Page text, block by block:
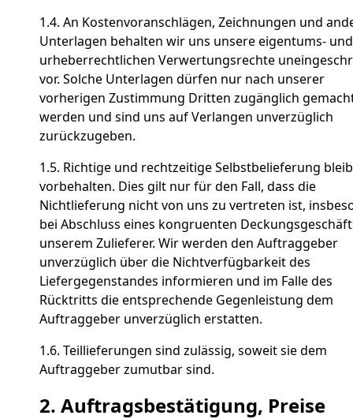
1.4. An Kostenvoranschlägen, Zeichnungen und
Unterlagen behalten wir uns unsere eigentums- und
urheberrechtlichen Verwertungsrechte
vor. Solche Unterlagen dürfen nur nach unserer
vorherigen Zustimmung Dritten zugänglich
werden und sind uns auf Verlangen unverzüglich
zurückzugeben.
1.5. Richtige und rechtzeitige Selbstbelieferung
vorbehalten. Dies gilt nur für den Fall, dass die
Nichtlieferung nicht von uns zu vertreten ist,
bei Abschluss eines kongruenten
unserem Zulieferer. Wir werden den Auftraggeber
unverzüglich über die Nichtverfügbarkeit des
Liefergegenstandes informieren und im Falle des
Rücktritts die entsprechende Gegenleistung dem
Auftraggeber unverzüglich erstatten.
1.6. Teillieferungen sind zulässig, soweit sie dem
Auftraggeber zumutbar sind.
2. Auftragsbestätigung, Preise